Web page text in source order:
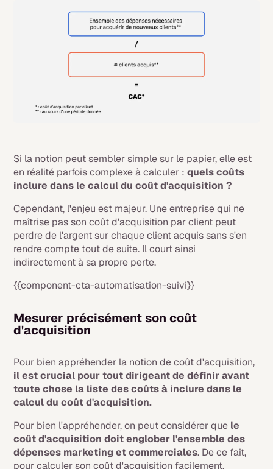
Si la notion peut sembler simple sur le papier, elle est
en réalité parfois complexe à calculer :quels coûts
inclure dans le calcul du coût d'acquisition ?
Cependant, l'enjeu est majeur. Une entreprise qui ne
maîtrise pas son coût d'acquisition par client peut
perdre de l'argent sur chaque client acquis sans s'en
rendre compte tout de suite. Il court ainsi
indirectement à sa propre perte.
{{component-cta-automatisation-suivi}}
Mesurer précisément son coût
d'acquisition
Pour bien appréhender la notion de coût d'acquisition,
il est crucial pour tout dirigeant de définir avant
toute chose la liste des coûts à inclure dans le
calcul du coût d'acquisition.
Pour bien l'appréhender, on peut considérer que le
coût d'acquisition doit englober l'ensemble des
dépenses marketing et commerciales. De ce fait,
pour calculer son coût d'acquisition facilement,